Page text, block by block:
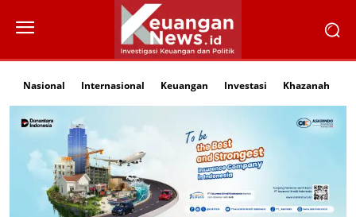
Nasional Internasional Keuangan Investasi Khazanah